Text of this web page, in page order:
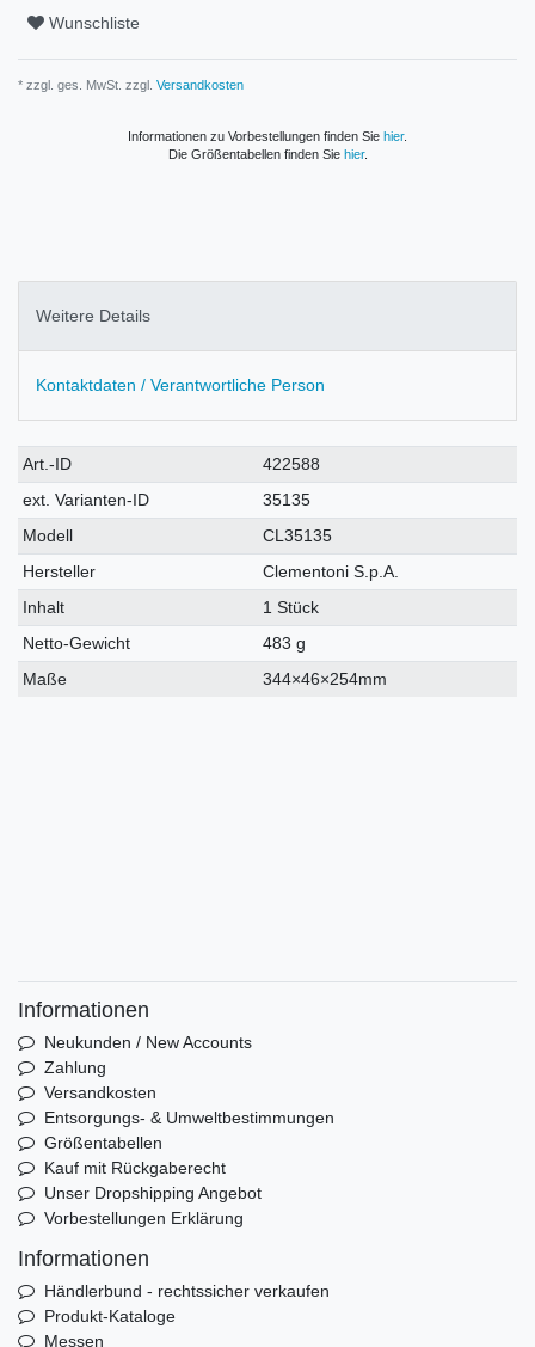
Wunschliste
* zzgl. ges. MwSt. zzgl. Versandkosten
Informationen zu Vorbestellungen finden Sie hier.
Die Größentabellen finden Sie hier.
Weitere Details
Kontaktdaten / Verantwortliche Person
Technisches
Merkmal
Wert
Art.-ID
422588
ext. Varianten-ID
35135
Modell
CL35135
Hersteller
Clementoni S.p.A.
Inhalt
1 Stück
Netto-Gewicht
483 g
Maße
344×46×254mm
Informationen
Neukunden / New Accounts
Zahlung
Versandkosten
Entsorgungs- & Umweltbestimmungen
Größentabellen
Kauf mit Rückgaberecht
Unser Dropshipping Angebot
Vorbestellungen Erklärung
Informationen
Händlerbund - rechtssicher verkaufen
Produkt-Kataloge
Messen